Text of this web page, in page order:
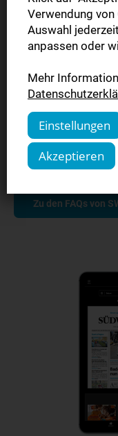
Hier finden Sie
Zu den FAQs von
Verwendung
Auswahl
anpassen oder
Mehr
Einstellungen
Akzeptieren